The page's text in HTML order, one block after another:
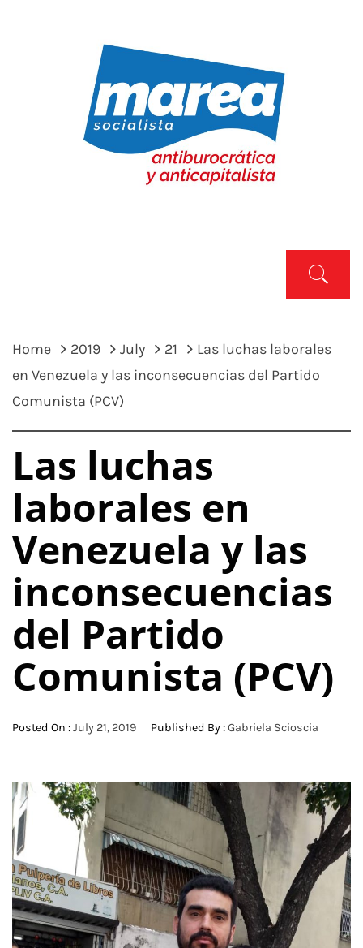
MAREA SOCIALISTA
Home 2019 July 21
Las luchas laborales
en Venezuela y las inconsecuencias del Partido
Comunista (PCV)
Las luchas
laborales en
Venezuela y las
inconsecuencias
del Partido
Comunista (PCV)
Posted On :July 21, 2019 Published By :Gabriela Scioscia